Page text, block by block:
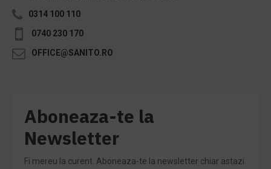
0314 100 110
0740 230 170
OFFICE@SANITO.RO
Aboneaza-te la
Newsletter
Fi mereu la curent. Aboneaza-te la newsletter chiar astazi.